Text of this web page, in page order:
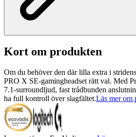
Kort om produkten
Om du behöver den där lilla extra i
PRO X SE-gamingheadset rätt val. Med
7.1-surroundljud, fast trådbunden
ha full kontroll över slagfältet.Läs mer om